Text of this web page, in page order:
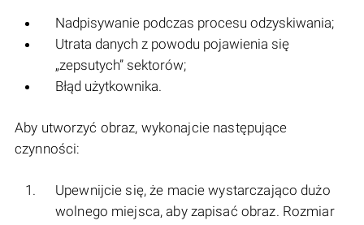
Nadpisywanie podczas procesu odzyskiwania;
Utrata danych z powodu pojawienia się
„zepsutych” sektorów;
Błąd użytkownika.
Aby utworzyć obraz, wykonajcie następujące
czynności:
Upewnijcie się, że macie wystarczająco dużo
wolnego miejsca, aby zapisać obraz. Rozmiar